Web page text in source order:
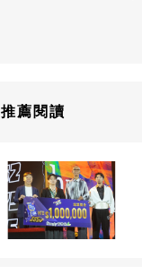
推薦閱讀